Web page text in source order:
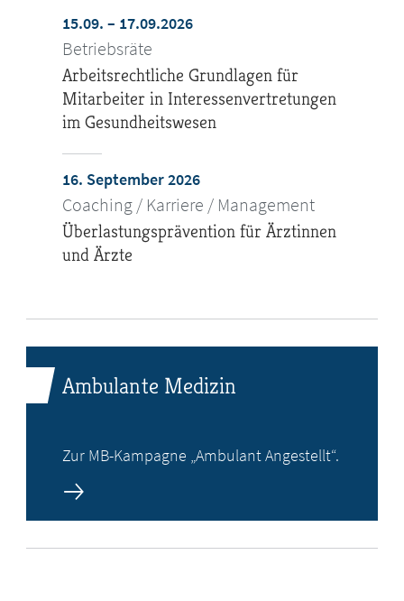
15.09. – 17.09.2026
Betriebsräte
Arbeitsrechtliche Grundlagen für
Mitarbeiter in Interessenvertretungen
im Gesundheitswesen
16. September 2026
Coaching / Karriere / Management
Überlastungsprävention für Ärztinnen
und Ärzte
Ambulante Medizin
Zur MB-Kampagne „Ambulant Angestellt“.